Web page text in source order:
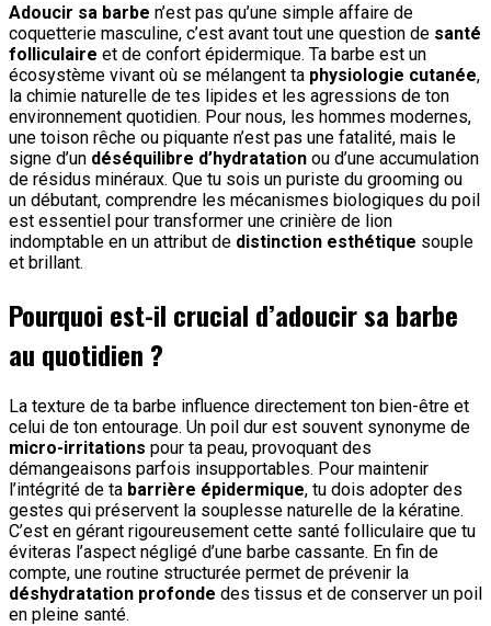
Adoucir sa barbe n’est pas qu’une simple affaire de
coquetterie masculine, c’est avant tout une question de santé
folliculaire et de confort épidermique. Ta barbe est un
écosystème vivant où se mélangent ta physiologie cutanée,
la chimie naturelle de tes lipides et les agressions de ton
environnement quotidien. Pour nous, les hommes modernes,
une toison rêche ou piquante n’est pas une fatalité, mais le
signe d’un déséquilibre d’hydratation ou d’une accumulation
de résidus minéraux. Que tu sois un puriste du grooming ou
un débutant, comprendre les mécanismes biologiques du poil
est essentiel pour transformer une crinière de lion
indomptable en un attribut de distinction esthétique souple
et brillant.
Pourquoi est-il crucial d’adoucir sa barbe
au quotidien ?
La texture de ta barbe influence directement ton bien-être et
celui de ton entourage. Un poil dur est souvent synonyme de
micro-irritations pour ta peau, provoquant des
démangeaisons parfois insupportables. Pour maintenir
l’intégrité de ta barrière épidermique, tu dois adopter des
gestes qui préservent la souplesse naturelle de la kératine.
C’est en gérant rigoureusement cette santé folliculaire que tu
éviteras l’aspect négligé d’une barbe cassante. En fin de
compte, une routine structurée permet de prévenir la
déshydratation profonde des tissus et de conserver un poil
en pleine santé.